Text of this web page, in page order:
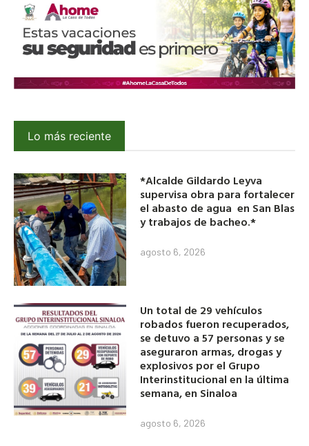
Lo más reciente
*Alcalde Gildardo Leyva
supervisa obra para fortalecer
el abasto de agua en San Blas
y trabajos de bacheo.*
agosto 6, 2026
Un total de 29 vehículos
robados fueron recuperados,
se detuvo a 57 personas y se
aseguraron armas, drogas y
explosivos por el Grupo
Interinstitucional en la última
semana, en Sinaloa
agosto 6, 2026